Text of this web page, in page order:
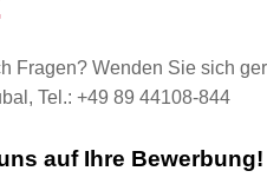
Fragen? Wenden Sie sich
Tel.: +49 89 44108-844
auf Ihre Bewerbung!